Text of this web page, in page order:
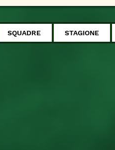
SQUADRE STAGIONE